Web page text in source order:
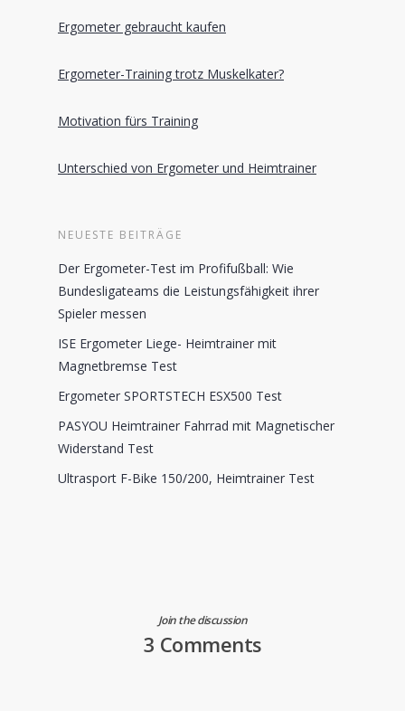
Ergometer gebraucht kaufen
Ergometer-Training trotz Muskelkater?
Motivation fürs Training
Unterschied von Ergometer und Heimtrainer
NEUESTE BEITRÄGE
Der Ergometer-Test im Profifußball: Wie
Bundesligateams die Leistungsfähigkeit ihrer
Spieler messen
ISE Ergometer Liege- Heimtrainer mit
Magnetbremse Test
Ergometer SPORTSTECH ESX500 Test
PASYOU Heimtrainer Fahrrad mit Magnetischer
Widerstand Test
Ultrasport F-Bike 150/200, Heimtrainer Test
Join the discussion
3 Comments